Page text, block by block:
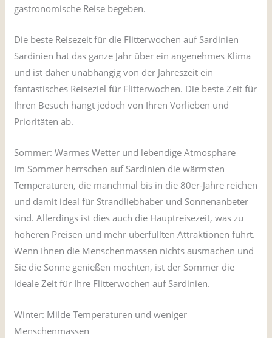
gastronomische Reise begeben.
Die beste Reisezeit für die Flitterwochen auf Sardinien
Sardinien hat das ganze Jahr über ein angenehmes Klima
und ist daher unabhängig von der Jahreszeit ein
fantastisches Reiseziel für Flitterwochen. Die beste Zeit für
Ihren Besuch hängt jedoch von Ihren Vorlieben und
Prioritäten ab.
Sommer: Warmes Wetter und lebendige Atmosphäre
Im Sommer herrschen auf Sardinien die wärmsten
Temperaturen, die manchmal bis in die 80er-Jahre reichen
und damit ideal für Strandliebhaber und Sonnenanbeter
sind. Allerdings ist dies auch die Hauptreisezeit, was zu
höheren Preisen und mehr überfüllten Attraktionen führt.
Wenn Ihnen die Menschenmassen nichts ausmachen und
Sie die Sonne genießen möchten, ist der Sommer die
ideale Zeit für Ihre Flitterwochen auf Sardinien.
Winter: Milde Temperaturen und weniger
Menschenmassen